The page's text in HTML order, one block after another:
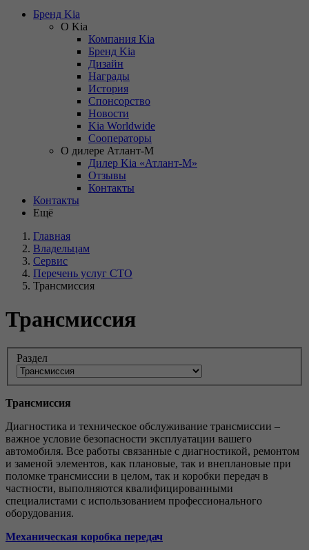
Бренд Kia
О Kia
Компания Kia
Бренд Kia
Дизайн
Награды
История
Спонсорство
Новости
Kia Worldwide
Сооператоры
О дилере Атлант-М
Дилер Kia «Атлант-М»
Отзывы
Контакты
Контакты
Ещё
Главная
Владельцам
Сервис
Перечень услуг СТО
Трансмиссия
Трансмиссия
Раздел
Трансмиссия
Диагностика и техническое обслуживание трансмиссии –
важное условие безопасности эксплуатации вашего
автомобиля. Все работы связанные с диагностикой, ремонтом
и заменой элементов, как плановые, так и внеплановые при
поломке трансмиссии в целом, так и коробки передач в
частности, выполняются квалифицированными
специалистами с использованием профессионального
оборудования.
Механическая коробка передач